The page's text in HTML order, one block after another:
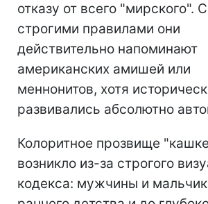
отказу от всего "мирского".
строгими правилами они
действительно напоминают
американских амишей или
меннонитов, хотя
развивались абсолютно
Колоритное прозвище
возникло из-за строгого
кодекса: мужчины и